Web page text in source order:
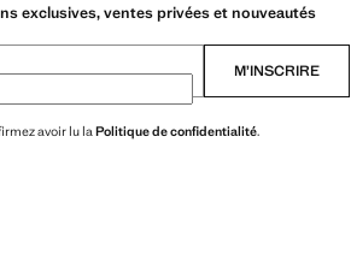
exclusives, ventes privées et nouveautés
M’INSCRIRE
avoir lu laPolitique de confidentialité.